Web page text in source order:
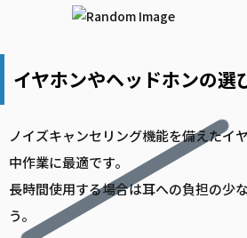
イヤホンやヘッドホンの選
ノイズキャンセリング機能を備えたイ
中作業に最適です。
長時間使用する場合は耳への負担の少
う。